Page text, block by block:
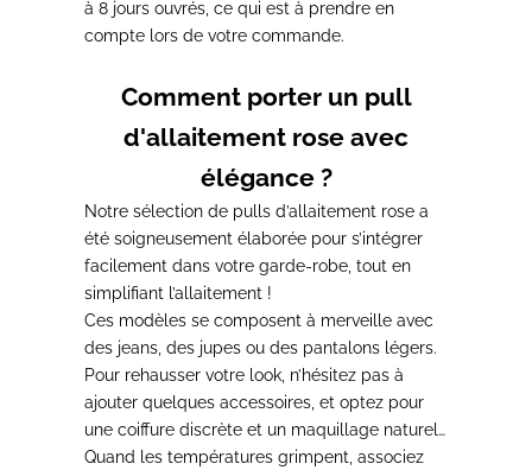
à 8 jours ouvrés , ce qui est à prendre en
compte lors de votre commande.
Comment porter un pull
d'allaitement rose avec
élégance ?
Notre sélection de pulls d’allaitement rose a
été soigneusement élaborée pour s’intégrer
facilement dans votre garde-robe, tout en
simplifiant l’allaitement !
Ces modèles se composent à merveille avec
des jeans, des jupes ou des pantalons légers.
Pour rehausser votre look, n’hésitez pas à
ajouter quelques accessoires, et optez pour
une coiffure discrète et un maquillage naturel
pour afficher une allure élégante durant
Quand les températures grimpent, associez